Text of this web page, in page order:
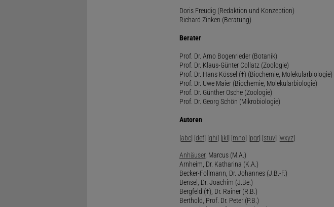
Doris Freudig (Redaktion und Konzeption)
Richard Zinken (Beratung)
Berater
Prof. Dr. Arno Bogenrieder (Botanik)
Prof. Dr. Klaus-Günter Collatz (Zoologie)
Prof. Dr. Hans Kössel (†) (Biochemie, Molekularbiologie)
Prof. Dr. Uwe Maier (Biochemie, Molekularbiologie)
Prof. Dr. Günther Osche (Zoologie)
Prof. Dr. Georg Schön (Mikrobiologie)
Autoren
[abc] [def] [ghi] [jkl] [mno] [pqr] [stuv] [wxyz]
Anhäuser, Marcus (M.A.)
Arnheim, Dr. Katharina (K.A.)
Becker-Follmann, Dr. Johannes (J.B.-F.)
Bensel, Dr. Joachim (J.Be.)
Bergfeld (†), Dr. Rainer (R.B.)
Berthold, Prof. Dr. Peter (P.B.)